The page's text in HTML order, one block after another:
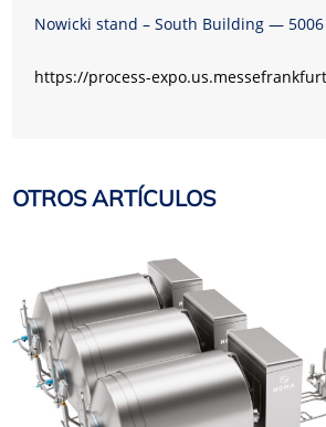
Nowicki stand – South Building — 5006
https://process-
OTROS ARTÍCULOS